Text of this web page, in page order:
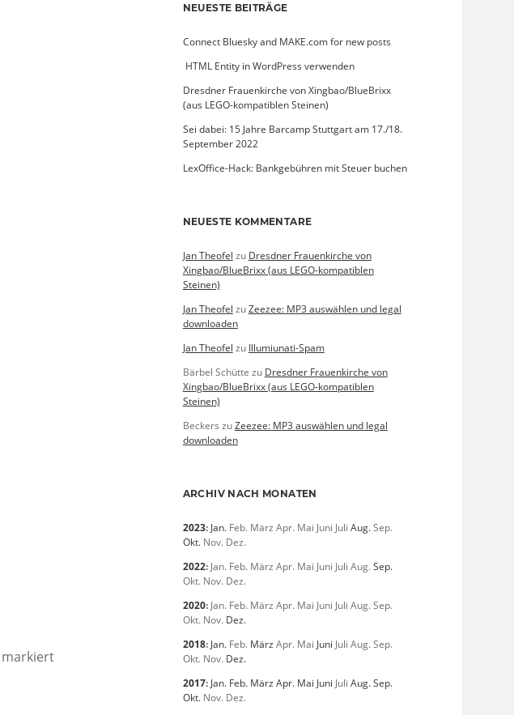
markiert
NEUESTE BEITRÄGE
Connect Bluesky and MAKE.com for new posts
­ HTML Entity in WordPress verwenden
Dresdner Frauenkirche von Xingbao/BlueBrixx
(aus LEGO-kompatiblen Steinen)
Sei dabei: 15 Jahre Barcamp Stuttgart am 17./18.
September 2022
LexOffice-Hack: Bankgebühren mit Steuer buchen
NEUESTE KOMMENTARE
Jan Theofel zu Dresdner Frauenkirche von
Xingbao/BlueBrixx (aus LEGO-kompatiblen
Steinen)
Jan Theofel zuZeezee: MP3 auswählen und legal
downloaden
Jan Theofel zu Illumiunati-Spam
Bärbel Schütte zu Dresdner Frauenkirche von
Xingbao/BlueBrixx (aus LEGO-kompatiblen
Steinen)
Beckers zuZeezee: MP3 auswählen und legal
downloaden
ARCHIV NACH MONATEN
2023: Jan. Feb. März Apr. Mai Juni Juli Aug.Sep.
Okt. Nov. Dez.
2022: Jan. Feb. März Apr. Mai Juni Juli Aug.Sep.
Okt. Nov. Dez.
2020: Jan. Feb. März Apr. Mai Juni Juli Aug.Sep.
Okt. Nov. Dez.
2018: Jan. Feb. März Apr. Mai Juni Juli Aug.Sep.
Okt. Nov. Dez.
2017: Jan. Feb. März Apr. Mai Juni Juli Aug.Sep.
Okt. Nov. Dez.